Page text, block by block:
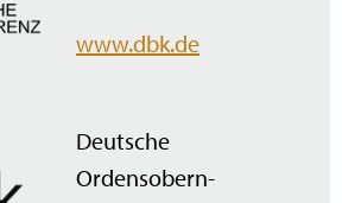
www.dbk.de
Deutsche
Ordensobern­